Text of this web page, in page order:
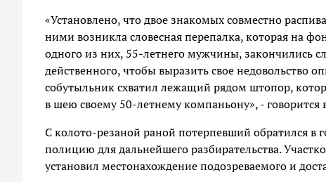
«Установлено, что двое знакомых совместно
ними возникла словесная перепалка, которая на
одного из них, 55-летнего мужчины, закончились
действенного, чтобы выразить свое недовольство
собутыльник схватил лежащий рядом штопор,
в шею своему 50-летнему компаньону», - говорится
С колото-резаной раной потерпевший обратился
полицию для дальнейшего разбирательства.
установил местонахождение подозреваемого и